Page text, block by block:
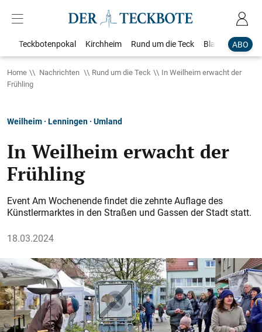
ABO
Teckbotenpokal Kirchheim Rund um die Teck Blaulicht
Home Nachrichten Rund um die Teck
In Weilheim erwacht der
Frühling
Weilheim · Lenningen · Umland
In Weilheim erwacht der
Frühling
Event Am Wochenende findet die zehnte Auflage des
Künstlermarktes in den Straßen und Gassen der Stadt statt.
18.03.2024